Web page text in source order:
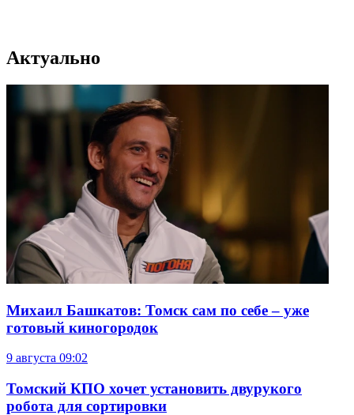
Актуально
Михаил Башкатов: Томск сам по себе – уже
готовый киногородок
9 августа 09:02
Томский КПО хочет установить двурукого
робота для сортировки